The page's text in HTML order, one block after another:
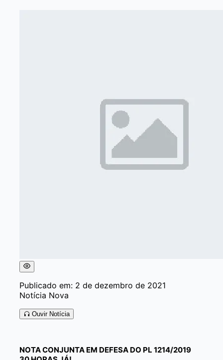
Publicado em: 2 de dezembro de 2021
Notícia Nova
Ouvir Notícia
NOTA CONJUNTA EM DEFESA DO PL 1214/2019